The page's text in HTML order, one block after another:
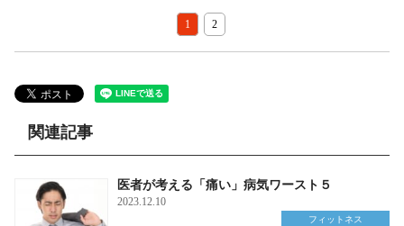
1 2
関連記事
医者が考える「痛い」病気ワースト５
2023.12.10
フィットネス